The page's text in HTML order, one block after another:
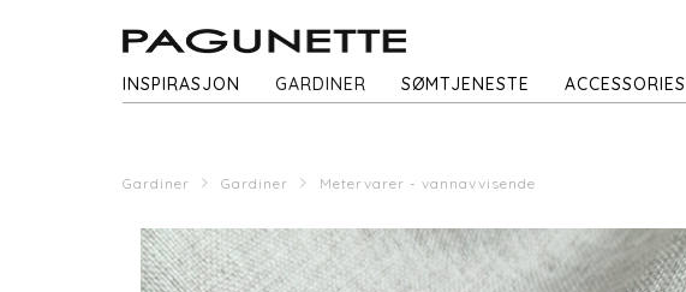
INSPIRASJON GARDINER SØMTJENESTE ACCESSORIES
Gardiner Gardiner Metervarer - vannavvisende